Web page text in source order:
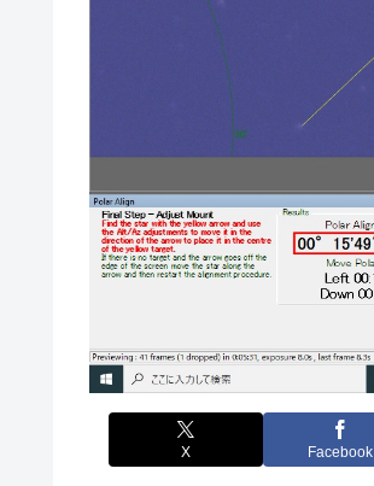
X Facebook